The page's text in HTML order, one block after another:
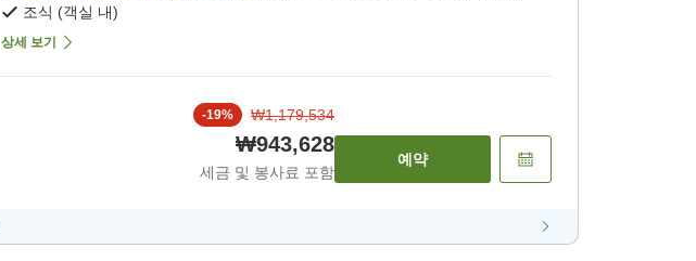
조식 (객실 내)
상세 보기
-19% ₩1,179,534
₩943,628
세금 및 봉사료 포함
예약